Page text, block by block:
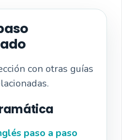
con otras guías
paso a paso